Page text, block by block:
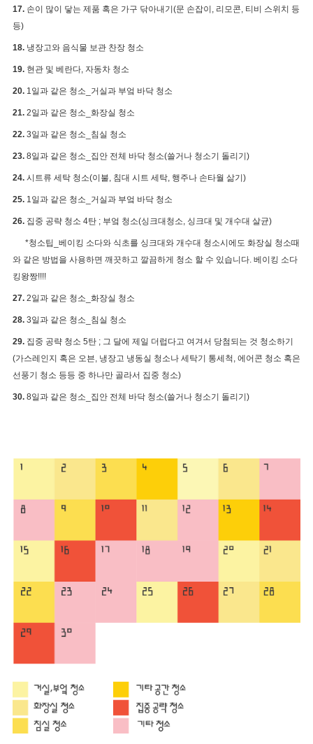
17. 손이 많이 닿는 제품 혹은 가구 닦아내기(문 손잡이, 리모콘, 티비 스위치 등
등)
18. 냉장고와 음식물 보관 찬장 청소
19. 현관 및 베란다, 자동차 청소
20. 1일과 같은 청소_거실과 부엌 바닥 청소
21. 2일과 같은 청소_화장실 청소
22. 3일과 같은 청소_침실 청소
23. 8일과 같은 청소_집안 전체 바닥 청소(쓸거나 청소기 돌리기)
24. 시트류 세탁 청소(이불, 침대 시트 세탁, 행주나 손타월 삶기)
25. 1일과 같은 청소_거실과 부엌 바닥 청소
26. 집중 공략 청소 4탄 ; 부엌 청소(싱크대청소, 싱크대 및 개수대 살균)
*청소팁_베이킹 소다와 식초를 싱크대와 개수대 청소시에도 화장실 청소때
와 같은 방법을 사용하면 깨끗하고 깔끔하게 청소 할 수 있습니다. 베이킹 소다
킹왕짱!!!!
27. 2일과 같은 청소_화장실 청소
28. 3일과 같은 청소_침실 청소
29. 집중 공략 청소 5탄 ; 그 달에 제일 더럽다고 여겨서 당첨되는 것 청소하기
(가스레인지 혹은 오븐, 냉장고 냉동실 청소나 세탁기 통세척, 에어콘 청소 혹은
선풍기 청소 등등 중 하나만 골라서 집중 청소)
30. 8일과 같은 청소_집안 전체 바닥 청소(쓸거나 청소기 돌리기)